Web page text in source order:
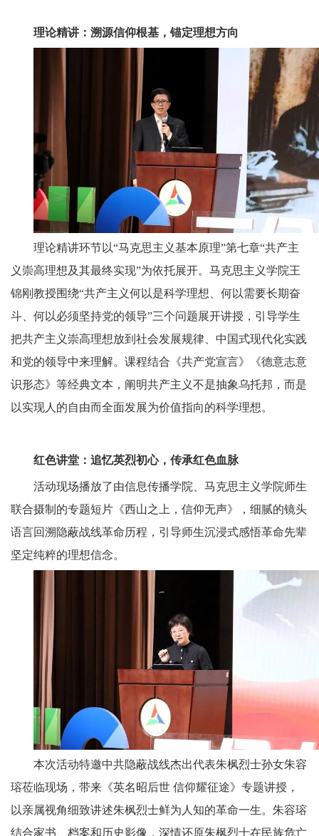
理论精讲：溯源信仰根基，锚定理想方向
理论精讲环节以“马克思主义基本原理”第七章“共产主
义崇高理想及其最终实现”为依托展开。马克思主义学院王
锦刚教授围绕“共产主义何以是科学理想、何以需要长期奋
斗、何以必须坚持党的领导”三个问题展开讲授，引导学生
把共产主义崇高理想放到社会发展规律、中国式现代化实践
和党的领导中来理解。课程结合《共产党宣言》《德意志意
识形态》等经典文本，阐明共产主义不是抽象乌托邦，而是
以实现人的自由而全面发展为价值指向的科学理想。
红色讲堂：追忆英烈初心，传承红色血脉
活动现场播放了由信息传播学院、马克思主义学院师生
联合摄制的专题短片《西山之上，信仰无声》，细腻的镜头
语言回溯隐蔽战线革命历程，引导师生沉浸式感悟革命先辈
坚定纯粹的理想信念。
本次活动特邀中共隐蔽战线杰出代表朱枫烈士孙女朱容
瑢莅临现场，带来《英名昭后世 信仰耀征途》专题讲授，
以亲属视角细致讲述朱枫烈士鲜为人知的革命一生。朱容瑢
结合家书、档案和历史影像，深情还原朱枫烈士在民族危亡